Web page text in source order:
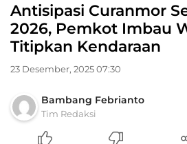
Antisipasi Curanmor
2026, Pemkot Imbau
Titipkan Kendaraan
23 Desember, 2025 07:30
Bambang Febrianto
Tim Redaksi